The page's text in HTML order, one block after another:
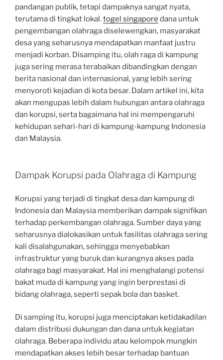
pandangan publik, tetapi dampaknya sangat nyata,
terutama di tingkat lokal.togel singapore dana untuk
pengembangan olahraga diselewengkan, masyarakat
desa yang seharusnya mendapatkan manfaat justru
menjadi korban. Disamping itu, olah raga di kampung
juga sering merasa terabaikan dibandingkan dengan
berita nasional dan internasional, yang lebih sering
menyoroti kejadian di kota besar. Dalam artikel ini, kita
akan mengupas lebih dalam hubungan antara olahraga
dan korupsi, serta bagaimana hal ini mempengaruhi
kehidupan sehari-hari di kampung-kampung Indonesia
dan Malaysia.
Dampak Korupsi pada Olahraga di Kampung
Korupsi yang terjadi di tingkat desa dan kampung di
Indonesia dan Malaysia memberikan dampak signifikan
terhadap perkembangan olahraga. Sumber daya yang
seharusnya dialokasikan untuk fasilitas olahraga sering
kali disalahgunakan, sehingga menyebabkan
infrastruktur yang buruk dan kurangnya akses pada
olahraga bagi masyarakat. Hal ini menghalangi potensi
bakat muda di kampung yang ingin berprestasi di
bidang olahraga, seperti sepak bola dan basket.
Di samping itu, korupsi juga menciptakan ketidakadilan
dalam distribusi dukungan dan dana untuk kegiatan
olahraga. Beberapa individu atau kelompok mungkin
mendapatkan akses lebih besar terhadap bantuan